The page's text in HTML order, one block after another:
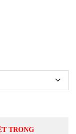
TRONG